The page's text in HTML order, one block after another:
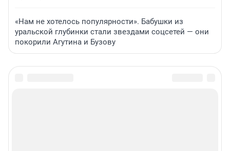
«Нам не хотелось популярности». Бабушки из
уральской глубинки стали звездами соцсетей — они
покорили Агутина и Бузову